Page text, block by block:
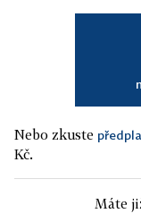
Nebo zkuste
Kč.
Máte